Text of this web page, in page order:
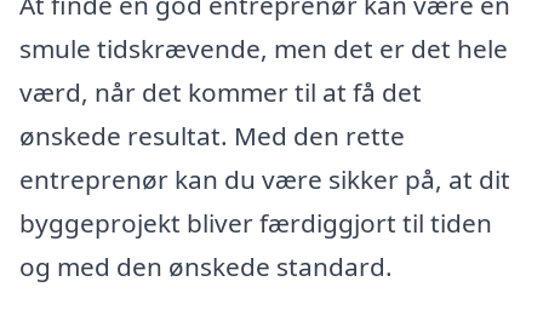
smule tidskrævende, men det er det hele
værd, når det kommer til at få det
ønskede resultat. Med den rette
entreprenør kan du være sikker på, at dit
byggeprojekt bliver færdiggjort til tiden
og med den ønskede standard.